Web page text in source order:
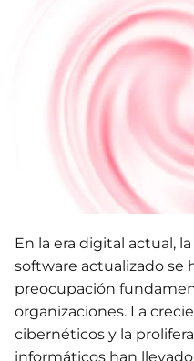
En la era digital actual,
software actualizado se
preocupación
organizaciones. La
cibernéticos y la
informáticos han